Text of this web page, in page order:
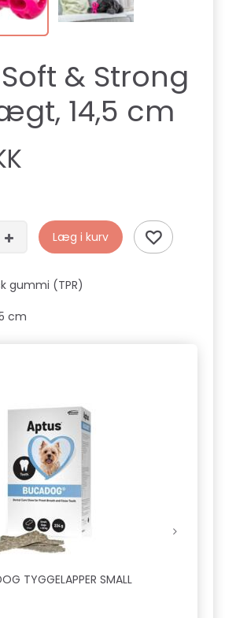
& Strong
14,5 cm
Læg i kurv
gummi (TPR)
cm
TYGGELAPPER SMALL